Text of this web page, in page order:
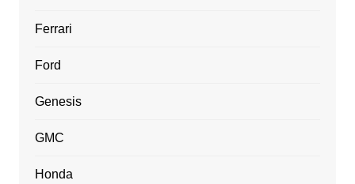
Ferrari
Ford
Genesis
GMC
Honda